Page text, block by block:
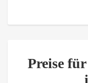
Preise